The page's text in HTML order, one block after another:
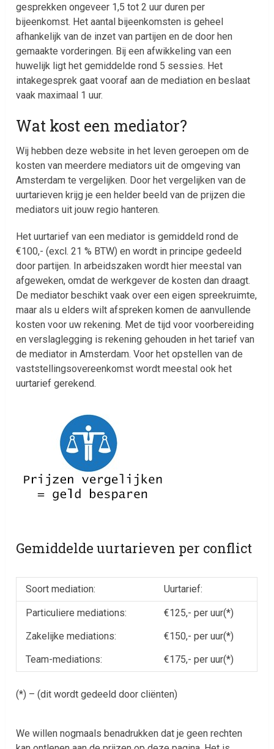
gesprekken ongeveer 1,5 tot 2 uur duren per
bijeenkomst. Het aantal bijeenkomsten is geheel
afhankelijk van de inzet van partijen en de door hen
gemaakte vorderingen. Bij een afwikkeling van een
huwelijk ligt het gemiddelde rond 5 sessies. Het
intakegesprek gaat vooraf aan de mediation en beslaat
vaak maximaal 1 uur.
Wat kost een mediator?
Wij hebben deze website in het leven geroepen om de
kosten van meerdere mediators uit de omgeving van
Amsterdam te vergelijken. Door het vergelijken van de
uurtarieven krijg je een helder beeld van de prijzen die
mediators uit jouw regio hanteren.
Het uurtarief van een mediator is gemiddeld rond de
€100,- (excl. 21 % BTW) en wordt in principe gedeeld
door partijen. In arbeidszaken wordt hier meestal van
afgeweken, omdat de werkgever de kosten dan draagt.
De mediator beschikt vaak over een eigen spreekruimte,
maar als u elders wilt afspreken komen de aanvullende
kosten voor uw rekening. Met de tijd voor voorbereiding
en verslaglegging is rekening gehouden in het tarief van
de mediator in Amsterdam. Voor het opstellen van de
vaststellingsovereenkomst wordt meestal ook het
uurtarief gerekend.
Gemiddelde uurtarieven per conflict
Soort mediation: Uurtarief:
Particuliere mediations:
€125,- per uur(*)
Zakelijke mediations:
€150,- per uur(*)
Team-mediations:
€175,- per uur(*)
(*) – (dit wordt gedeeld door cliënten)
We willen nogmaals benadrukken dat je geen rechten